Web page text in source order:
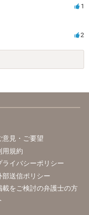
1
2
意見・ご要望
用規約
ライバシーポリシー
部送信ポリシー
載をご検討の弁護士の方